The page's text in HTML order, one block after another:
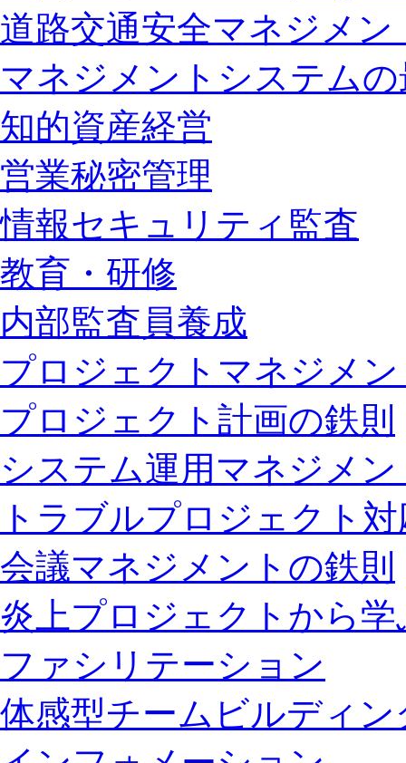
道路交通安全マネジメン
マネジメントシステム
知的資産経営
営業秘密管理
情報セキュリティ監査
教育・研修
内部監査員養成
プロジェクトマネジメ
プロジェクト計画の鉄則
システム運用マネジメ
トラブルプロジェクト
会議マネジメントの鉄則
炎上プロジェクトから学
ファシリテーション
体感型チームビルディン